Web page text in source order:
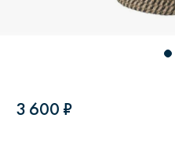
3 600 ₽